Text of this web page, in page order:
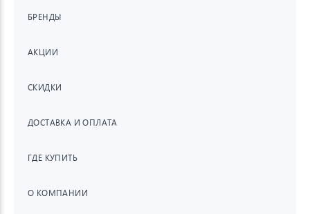
БРЕНДЫ
АКЦИИ
СКИДКИ
ДОСТАВКА И ОПЛАТА
ГДЕ КУПИТЬ
О КОМПАНИИ